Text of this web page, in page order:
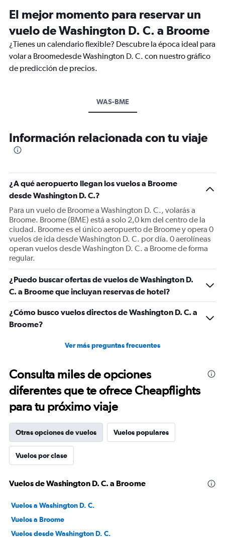
El mejor momento para reservar un
vuelo de Washington D. C. a Broome
¿Tienes un calendario flexible? Descubre la época ideal para
volar a Broomedesde Washington D. C. con nuestro gráfico
de predicción de precios.
WAS-BME
Información relacionada con tu viaje
¿A qué aeropuerto llegan los vuelos a Broome
desde Washington D. C.?
Para un vuelo de Broome a Washington D. C., volarás a
Broome. Broome (BME) está a solo 2,0 km del centro de la
ciudad. Broome es el único aeropuerto de Broome y opera 0
vuelos de ida desde Washington D. C. por día. 0 aerolíneas
operan vuelos desde Washington D. C. a Broome de forma
regular.
¿Puedo buscar ofertas de vuelos de Washington D.
C. a Broome que incluyan reservas de hotel?
¿Cómo busco vuelos directos de Washington D. C. a
Broome?
Ver más preguntas frecuentes
Consulta miles de opciones
diferentes que te ofrece Cheapflights
para tu próximo viaje
Otras opciones de vuelos Vuelos populares
Vuelos por clase
Vuelos de Washington D. C. a Broome
Vuelos a Washington D. C.
Vuelos a Broome
Vuelos desde Washington D. C.